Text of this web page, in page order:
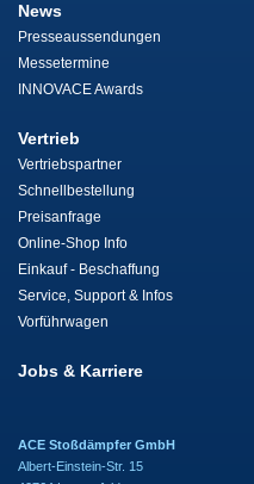
News
Presseaussendungen
Messetermine
INNOVACE Awards
Vertrieb
Vertriebspartner
Schnellbestellung
Preisanfrage
Online-Shop Info
Einkauf - Beschaffung
Service, Support & Infos
Vorführwagen
Jobs & Karriere
ACE Stoßdämpfer GmbH
Albert-Einstein-Str. 15